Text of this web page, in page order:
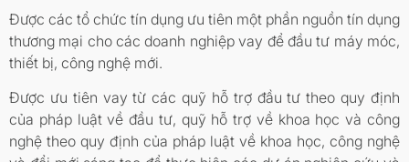
Được các tổ chức tín dụng ưu tiên một phần nguồn tín dụng
thương mại cho các doanh nghiệp vay để đầu tư máy móc,
thiết bị, công nghệ mới.
Được ưu tiên vay từ các quỹ hỗ trợ đầu tư theo quy định
của pháp luật về đầu tư, quỹ hỗ trợ về khoa học và công
nghệ theo quy định của pháp luật về khoa học, công nghệ